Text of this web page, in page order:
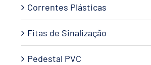
Correntes Plásticas
Fitas de Sinalização
Pedestal PVC